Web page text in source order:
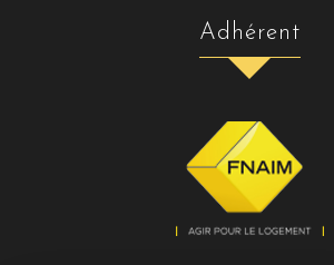
adhérent